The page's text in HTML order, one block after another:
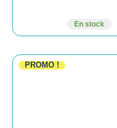
En stock
PROMO !